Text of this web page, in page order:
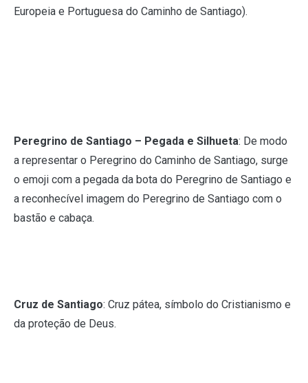
Europeia e Portuguesa do Caminho de Santiago).
Peregrino de Santiago – Pegada e Silhueta: De modo
a representar o Peregrino do Caminho de Santiago, surge
o emoji com a pegada da bota do Peregrino de Santiago e
a reconhecível imagem do Peregrino de Santiago com o
bastão e cabaça.
Cruz de Santiago: Cruz pátea, símbolo do Cristianismo e
da proteção de Deus.